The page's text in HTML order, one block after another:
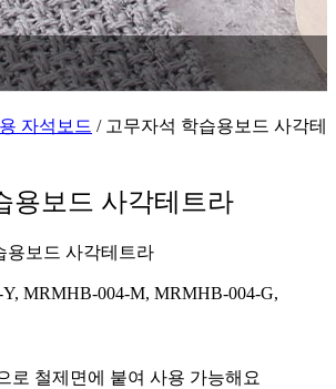
자석보드 / 고무자석 학습용보드 사각테
용보드 사각테트라
용보드 사각테트라
MRMHB-004-M, MRMHB-004-G,
로 철제면에 붙여 사용 가능해요